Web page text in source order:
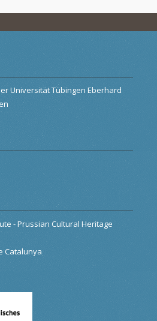
Universität Tübingen Eberhard
- Prussian Cultural Heritage
Catalunya